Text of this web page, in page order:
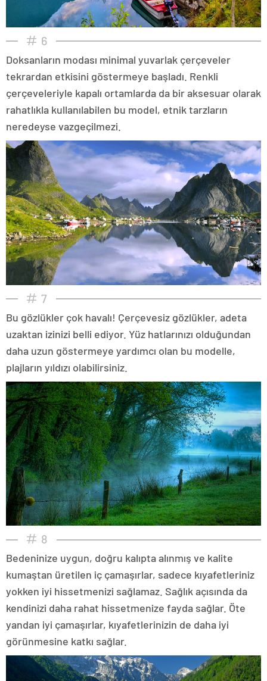
6
Doksanların modası minimal yuvarlak çerçeveler
tekrardan etkisini göstermeye başladı. Renkli
çerçeveleriyle kapalı ortamlarda da bir aksesuar olarak
rahatlıkla kullanılabilen bu model, etnik tarzların
neredeyse vazgeçilmezi.
7
Bu gözlükler çok havalı! Çerçevesiz gözlükler, adeta
uzaktan izinizi belli ediyor. Yüz hatlarınızı olduğundan
daha uzun göstermeye yardımcı olan bu modelle,
plajların yıldızı olabilirsiniz.
8
Bedeninize uygun, doğru kalıpta alınmış ve kalite
kumaştan üretilen iç çamaşırlar, sadece kıyafetleriniz
yokken iyi hissetmenizi sağlamaz. Sağlık açısında da
kendinizi daha rahat hissetmenize fayda sağlar. Öte
yandan iyi çamaşırlar, kıyafetlerinizin de daha iyi
görünmesine katkı sağlar.